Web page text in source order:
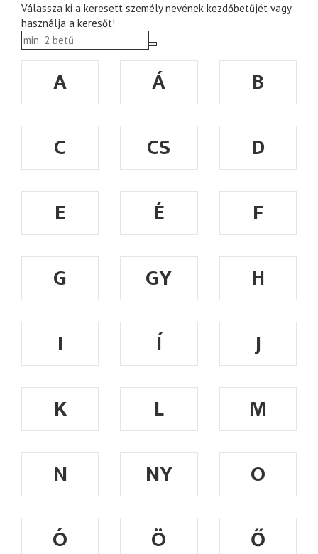
Válassza ki a keresett személy nevének kezdőbetűjét vagy
használja a keresőt!
A Á
B
C
CS
D
E
É
F
G
GY
H
I
Í
J
K
L
M
N
NY
O
Ó
Ö Ő